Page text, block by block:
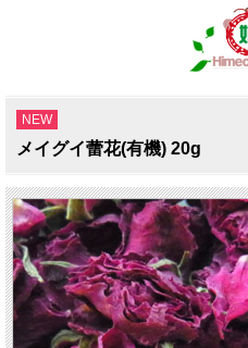
NEW
メイグイ蕾花(有機) 20g